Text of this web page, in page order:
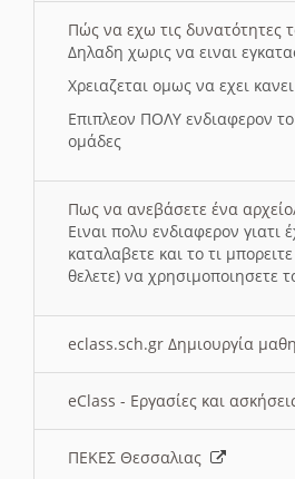
Πώς να εχω τις
Δηλαδη χωρις να ειναι
Χρειαζεται ομως να εχει
Επιπλεον ΠΟΛΥ ενδιαφερον
ομάδες
Πως να ανεβάσετε ένα
Ειναι πολυ ενδιαφερον
καταλαβετε και το τι
θελετε) να χρησιμοποιησετε
eclass.sch.gr Δημιουργία
eClass - Εργασίες και
ΠΕΚΕΣ Θεσσαλιας